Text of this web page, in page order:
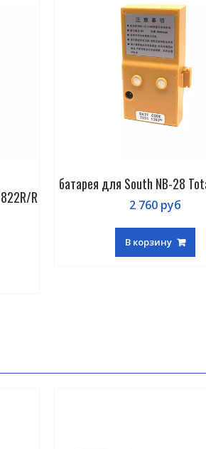
R
батарея для South NB-28
2 760 руб
В корзину